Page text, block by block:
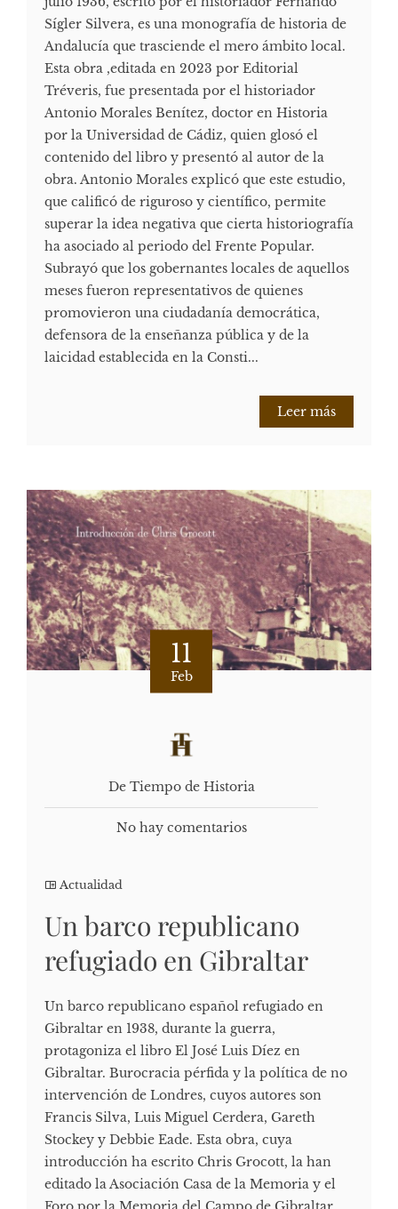
Sígler Silvera, es una monografía de historia de
Andalucía que trasciende el mero ámbito local.
Esta obra ,editada en 2023 por Editorial
Tréveris, fue presentada por el historiador
Antonio Morales Benítez, doctor en Historia
por la Universidad de Cádiz, quien glosó el
contenido del libro y presentó al autor de la
obra. Antonio Morales explicó que este estudio,
que calificó de riguroso y científico, permite
superar la idea negativa que cierta historiografía
ha asociado al periodo del Frente Popular.
Subrayó que los gobernantes locales de aquellos
meses fueron representativos de quienes
promovieron una ciudadanía democrática,
defensora de la enseñanza pública y de la
laicidad establecida en la Consti...
Leer más
11
Feb
De Tiempo de Historia
No hay comentarios
Actualidad
Un barco republicano
refugiado en Gibraltar
Un barco republicano español refugiado en
Gibraltar en 1938, durante la guerra,
protagoniza el libro El José Luis Díez en
Gibraltar. Burocracia pérfida y la política de no
intervención de Londres, cuyos autores son
Francis Silva, Luis Miguel Cerdera, Gareth
Stockey y Debbie Eade. Esta obra, cuya
introducción ha escrito Chris Grocott, la han
editado la Asociación Casa de la Memoria y el